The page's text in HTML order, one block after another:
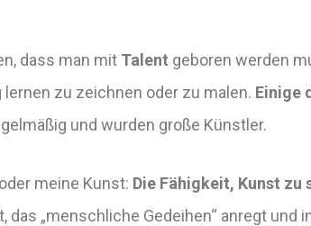
dass man mit Talent geboren werden
lernen zu zeichnen oder zu malen. Einige
und wurden große Künstler.
meine Kunst: Die Fähigkeit, Kunst zu
das „menschliche Gedeihen“ anregt